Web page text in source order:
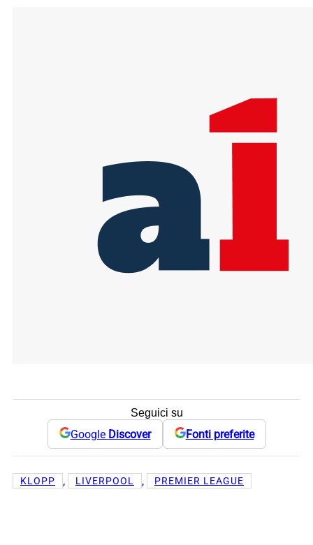
Seguici su
Google Discover Fonti preferite
KLOPP , LIVERPOOL , PREMIER LEAGUE